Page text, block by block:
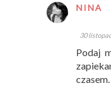
NINA
30
Podaj